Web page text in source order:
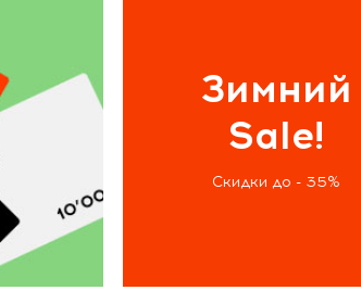
Зимний
Sale!
Скидки до - 35%